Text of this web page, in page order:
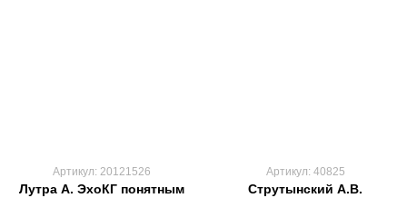
Артикул: 20121526
Лутра А. ЭхоКГ понятным
Артикул: 40825
Струтынский А.В.